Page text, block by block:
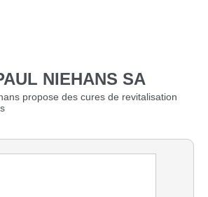
NIEHANS SA
propose des cures de revitalisation